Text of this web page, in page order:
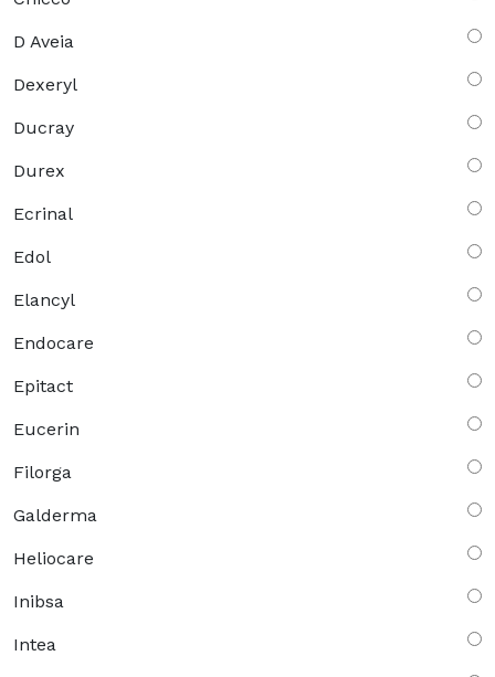
D Aveia
Dexeryl
Ducray
Durex
Ecrinal
Edol
Elancyl
Endocare
Epitact
Eucerin
Filorga
Galderma
Heliocare
Inibsa
Intea